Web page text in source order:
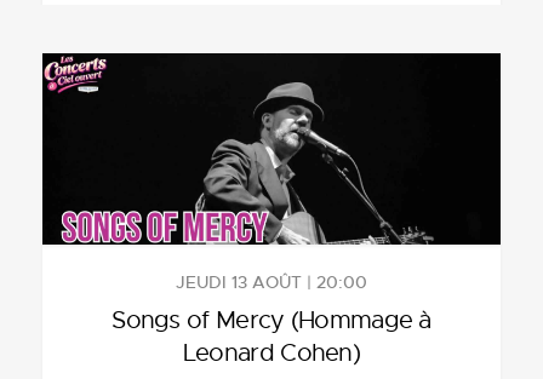
JEUDI 13 AOÛT | 20:00
Songs of Mercy (Hommage à
Leonard Cohen)